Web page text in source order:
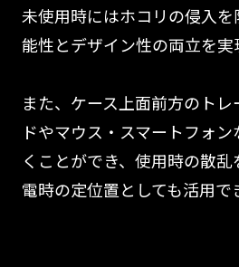
未使用時にはホコリの侵入
能性とデザイン性の両立を実
また、ケース上面前方のトレ
ドやマウス・スマートフォ
くことができ、使用時の散
電時の定位置としても活用で